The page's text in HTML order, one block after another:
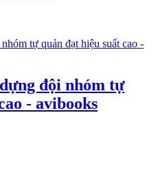
đội nhóm tự
- avibooks